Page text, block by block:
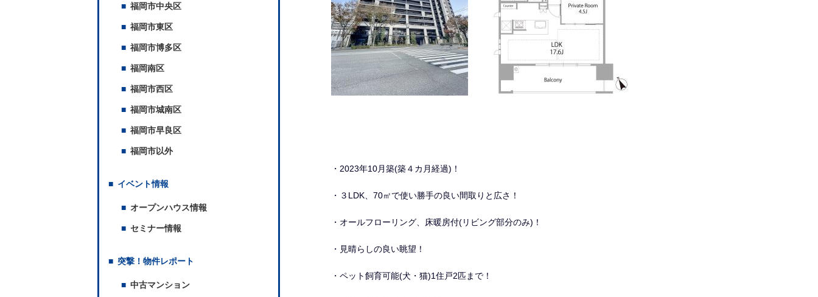
福岡市中央区
福岡市東区
福岡市博多区
福岡南区
福岡市西区
福岡市城南区
福岡市早良区
福岡市以外
イベント情報
オープンハウス情報
セミナー情報
突撃！物件レポート
中古マンション
・2023年10月築(築４カ月経過)！
・３LDK、70㎡で使い勝手の良い間取りと広さ！
・オールフローリング、床暖房付(リビング部分のみ)！
・見晴らしの良い眺望！
・ペット飼育可能(犬・猫)1住戸2匹まで！